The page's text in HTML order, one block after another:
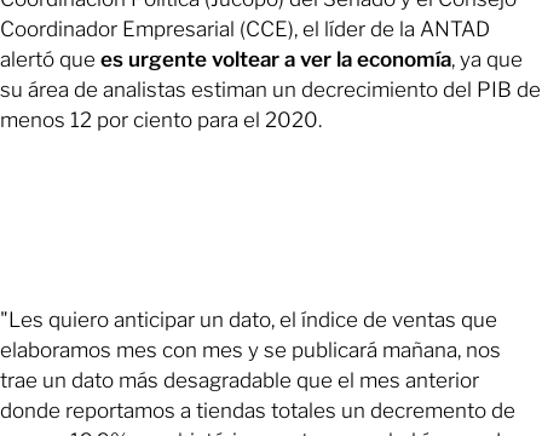
Coordinador Empresarial (CCE), el líder de la ANTAD
alertó que es urgente voltear a ver la economía, ya que
su área de analistas estiman un decrecimiento del PIB de
menos 12 por ciento para el 2020.
"Les quiero anticipar un dato, el índice de ventas que
elaboramos mes con mes y se publicará mañana, nos
trae un dato más desagradable que el mes anterior
donde reportamos a tiendas totales un decremento de